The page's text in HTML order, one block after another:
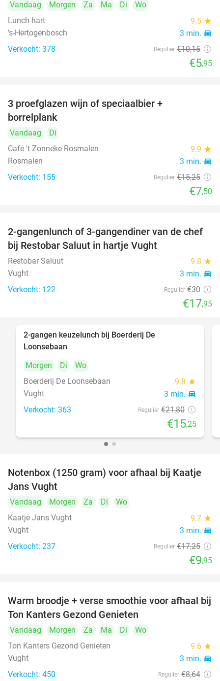
Vandaag Morgen Za Ma Di
Wo
Lunch-hart
9.5 star
's-Hertogenbosch 3 min. directions_car
Verkocht: 378 Regulier €10,15
€5,95
3 proefglazen wijn of speciaalbier +
borrelplank
Vandaag
Di
Café 't Zonneke Rosmalen
9.9 star
Rosmalen 3 min. directions_car
Verkocht: 155 Regulier €15,25
€7,50
40%
2-gangenlunch of 3-gangendiner van de chef
bij Restobar Saluut in hartje Vught
Restobar Saluut 9.8 star
Vught 3 min. directions_car
Verkocht: 122 Regulier €30
€17,95
2-gangen keuzelunch bij Boerderij De
Loonsebaan
Morgen
Di
Wo
Boerderij De Loonsebaan
9.8 star
Vught 3 min. directions_car
Verkocht: 363 Regulier €21,80
€15,25
42%
Notenbox (1250 gram) voor afhaal bij Kaatje
Jans Vught
Vandaag Morgen Za Di
Wo
Kaatje Jans Vught
9.7 star
Vught 3 min. directions_car
Verkocht: 237 Regulier €17,25
€9,95
43%
Warm broodje + verse smoothie voor afhaal bij
Ton Kanters Gezond Genieten
Vandaag Morgen Za Ma Di
Wo
Ton Kanters Gezond Genieten
9.6 star
Vught 3 min. directions_car
Verkocht: 450 Regulier €8,64